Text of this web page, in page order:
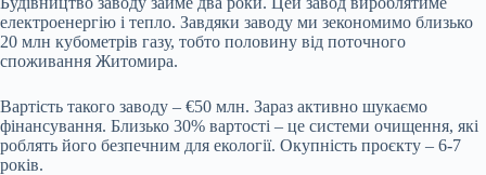
електроенергію і тепло. Завдяки заводу ми зекономимо близько
20 млн кубометрів газу, тобто половину від поточного
споживання Житомира.
Вартість такого заводу – €50 млн. Зараз активно шукаємо
фінансування. Близько 30% вартості – це системи очищення, які
роблять його безпечним для екології. Окупність проєкту – 6-7
років.